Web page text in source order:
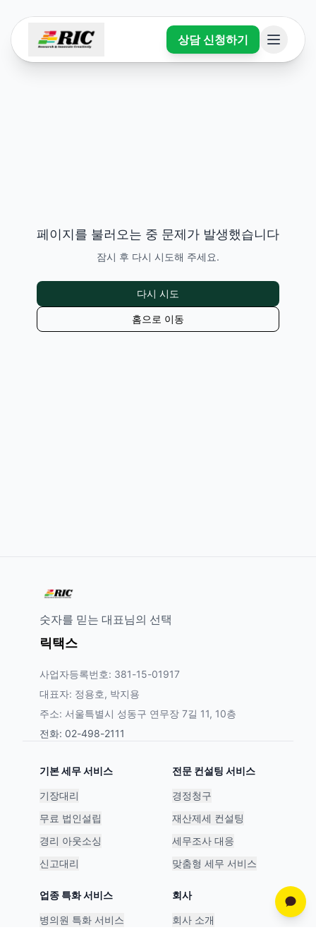
상담 신청하기
페이지를 불러오는 중 문제가 발생했습니다
잠시 후 다시 시도해 주세요.
다시 시도
홈으로 이동
숫자를 믿는 대표님의 선택
릭택스
사업자등록번호: 381-15-01917
대표자: 정용호, 박지용
주소: 서울특별시 성동구 연무장 7길 11, 10층
전화: 02-498-2111
기본 세무 서비스
기장대리
무료 법인설립
경리 아웃소싱
신고대리
전문 컨설팅 서비스
경정청구
재산제세 컨설팅
세무조사 대응
맞춤형 세무 서비스
업종 특화 서비스
병의원 특화 서비스
회사
회사 소개